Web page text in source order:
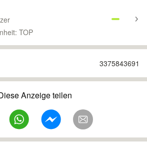
TOP
3375843691
Anzeige teilen